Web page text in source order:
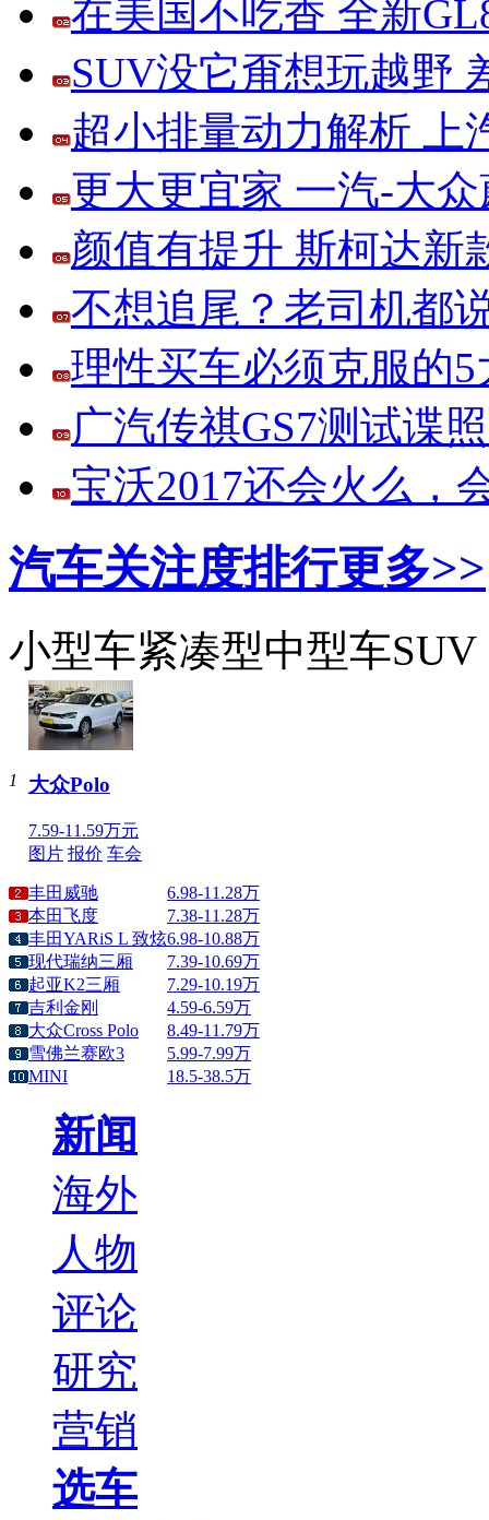
在美国不吃香 全新
SUV没它甭想玩越野
超小排量动力解析 上
更大更宜家 一汽-大
颜值有提升 斯柯达新
不想追尾？老司机都
理性买车必须克服的5
广汽传祺GS7测试谍
宝沃2017还会火么，
汽车关注度排行更多>>
小型车紧凑型中型车SUV
1 大众Polo
7.59-11.59万元
图片 报价 车会
丰田威驰
6.98-11.28万
本田飞度
7.38-11.28万
丰田YARiS L 致炫6.98-10.88万
现代瑞纳三厢
7.39-10.69万
起亚K2三厢
7.29-10.19万
吉利金刚
4.59-6.59万
大众Cross Polo
8.49-11.79万
雪佛兰赛欧3
5.99-7.99万
MINI
18.5-38.5万
新闻
海外
人物
评论
研究
营销
选车